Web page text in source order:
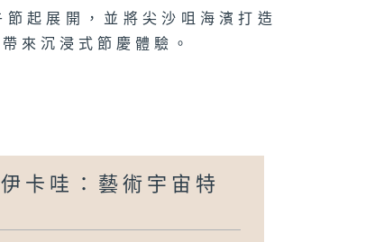
玩節
會
起展開，並將尖沙咀海濱打造
來沉浸式節慶體驗。
卡哇：藝術宇宙特